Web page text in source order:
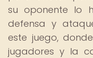
su oponente lo
defensa y
este juego,
jugadores y la